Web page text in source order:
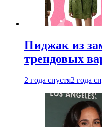
Пиджак из
трендовых
2 года спустя2 года